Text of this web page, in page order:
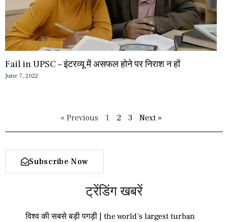
Fail in UPSC – इंटरव्यू में असफल होने पर निराश न हों
June 7, 2022
« Previous 1 2 3 Next »
Subscribe Now
ट्रेंडिंग खबरें
विश्व की सबसे बड़ी पगड़ी | the world’s largest turban